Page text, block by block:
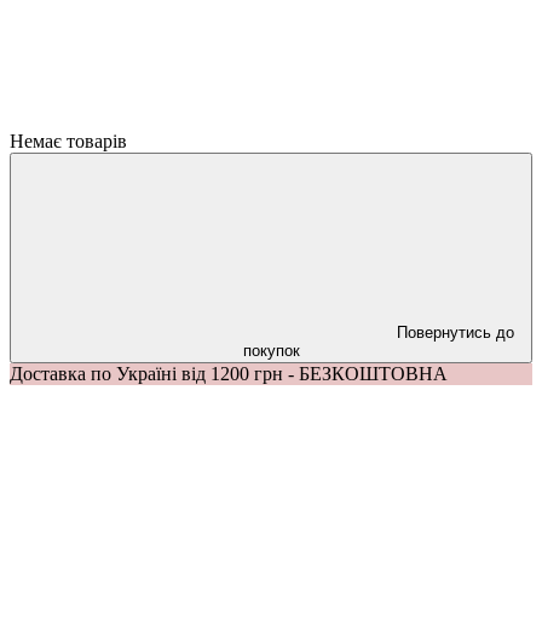
Немає товарів
Повернутись до
покупок
Доставка по Україні від 1200 грн - БЕЗКОШТОВНА